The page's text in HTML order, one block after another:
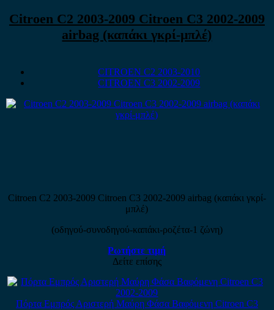
Citroen C2 2003-2009 Citroen C3 2002-2009
airbag (καπάκι γκρί-μπλέ)
CITROEN C2 2003-2010
CITROEN C3 2002-2009
Citroen C2 2003-2009 Citroen C3 2002-2009 airbag (καπάκι γκρί-
μπλέ)
(οδηγού-συνοδηγού-καπάκι-ροζέτα-1 ζώνη)
Ρωτήστε τιμή
Δείτε επίσης
Πόρτα Εμπρός Αριστερή Μαύρη Φάσα Βαφόμενη Citroen C3